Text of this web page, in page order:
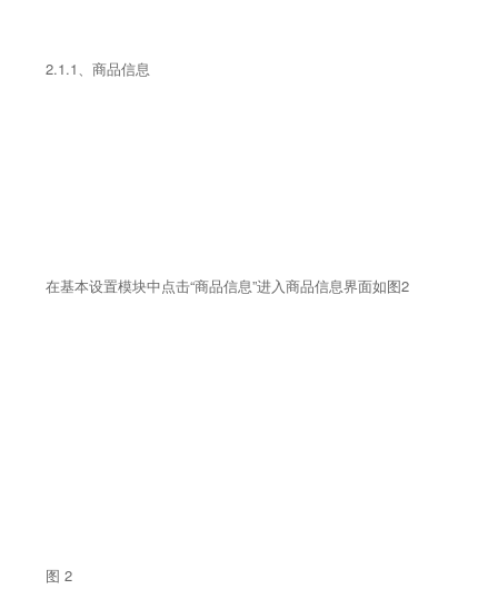
2.1.1、商品信息
在基本设置模块中点击“商品信息”进入商品信息界面如图2
图 2